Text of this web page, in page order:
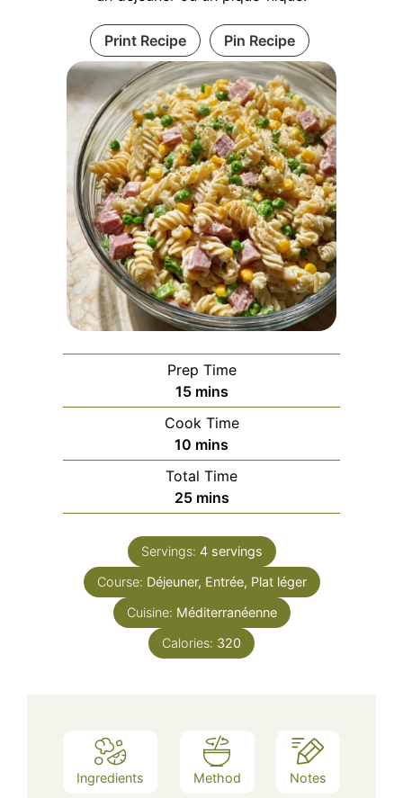
Print Recipe Pin Recipe
Prep Time
15minutes
mins
Cook Time
10 minutes
mins
Total Time
25minutes
mins
Servings: 4 servings
Course: Déjeuner, Entrée, Plat léger
Cuisine: Méditerranéenne
Calories: 320
Ingredients Method Notes